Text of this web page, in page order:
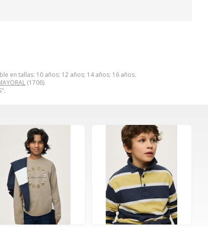
en tallas: 10 años; 12 años; 14 años; 16 años.
(1706).